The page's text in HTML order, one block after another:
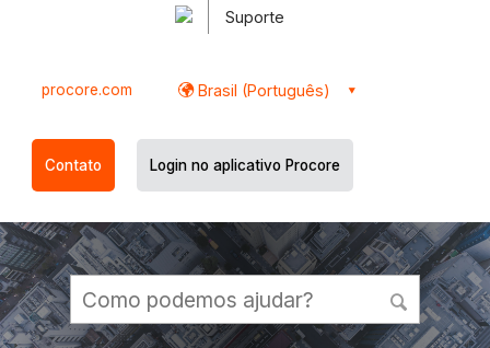
Suporte
procore.com Brasil (Português)
Contato Login no aplicativo Procore